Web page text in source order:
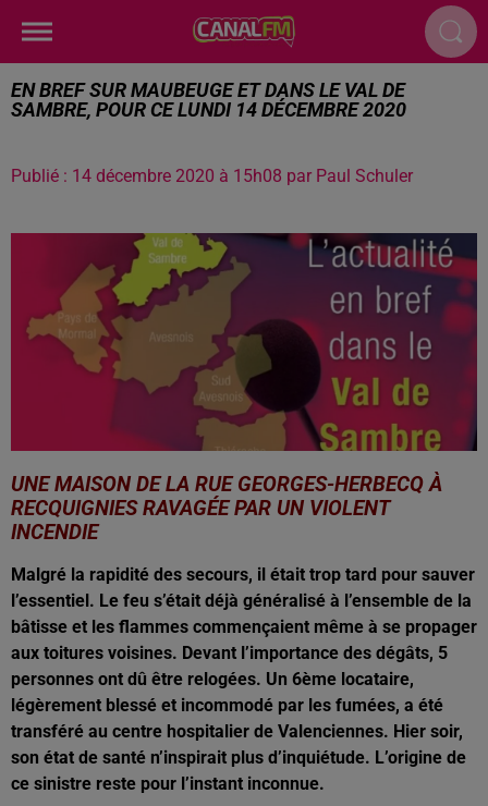
EN BREF SUR MAUBEUGE ET DANS LE VAL DE
SAMBRE, POUR CE LUNDI 14 DÉCEMBRE 2020
Publié : 14 décembre 2020 à 15h08 par Paul Schuler
UNE MAISON DE LA RUE GEORGES-HERBECQ À
RECQUIGNIES RAVAGÉE PAR UN VIOLENT
INCENDIE
Malgré la rapidité des secours, il était trop tard pour sauver
l’essentiel. Le feu s’était déjà généralisé à l’ensemble de la
bâtisse et les flammes commençaient même à se propager
aux toitures voisines. Devant l’importance des dégâts, 5
personnes ont dû être relogées. Un 6ème locataire,
légèrement blessé et incommodé par les fumées, a été
transféré au centre hospitalier de Valenciennes. Hier soir,
son état de santé n’inspirait plus d’inquiétude. L’origine de
ce sinistre reste pour l’instant inconnue.